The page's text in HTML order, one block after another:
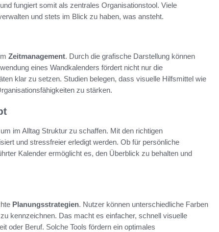
fungiert somit als zentrales Organisationstool. Viele
und stets im Blick zu haben, was ansteht.
Zeitmanagement. Durch die grafische Darstellung können
eines Wandkalenders fördert nicht nur die
klar zu setzen. Studien belegen, dass visuelle Hilfsmittel wie
zu stärken.
im Alltag Struktur zu schaffen. Mit den richtigen
und stressfreier erledigt werden. Ob für persönliche
Kalender ermöglicht es, den Überblick zu behalten und
Planungsstrategien. Nutzer können unterschiedliche Farben
kennzeichnen. Das macht es einfacher, schnell visuelle
oder Beruf. Solche Tools fördern ein optimales